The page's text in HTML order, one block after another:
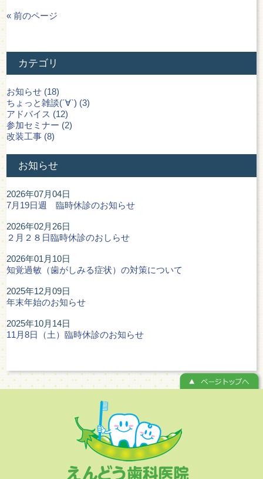
« 前のページ
カテゴリ
お知らせ (18)
ちょっと雑談(´∀`) (3)
アドバイス (12)
参加セミナー (2)
改装工事 (8)
お知らせ
2026年07月04日
7月19日週 臨時休診のお知らせ
2026年02月26日
２月２８日臨時休診のおしらせ
2026年01月10日
知覚過敏（歯がしみる症状）の対策について
2025年12月09日
年末年始のお知らせ
2025年10月14日
11月8日（土）臨時休診のお知らせ